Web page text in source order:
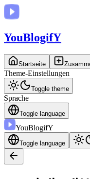
YouBlogifY
Startseite
Theme-Einstellungen
Toggle theme
Sprache
Toggle language
YouBlogifY
Toggle language